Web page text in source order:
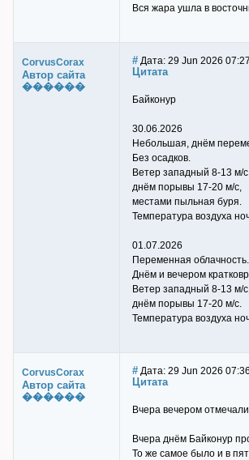
Вся жара ушла в
CorvusCorax
Автор сайта
������
# Дата: 29 Jun 2026 07:27
Цитата
Байконур
30.06.2026
Небольшая, днём
Без осадков.
Ветер западный 8-13 м/
днём порывы 17-20 м/с,
местами пыльная буря.
Температура воздуха
01.07.2026
Переменная облачность.
Днём и вечером
Ветер западный 8-13 м/
днём порывы 17-20 м/с.
Температура воздуха
CorvusCorax
Автор сайта
������
# Дата: 29 Jun 2026 07:36
Цитата
Вчера вечером
Вчера днём Байконур
То же самое было и в